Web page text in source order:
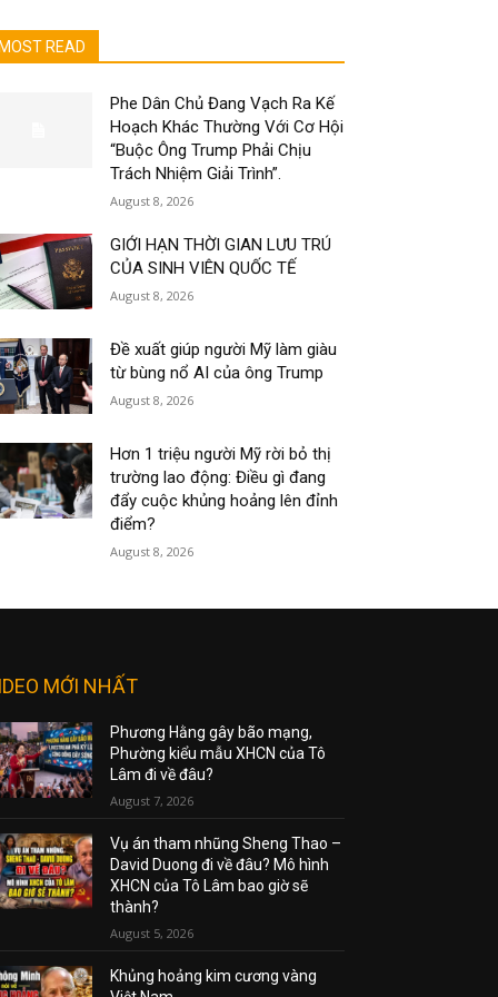
MOST READ
Phe Dân Chủ Đang Vạch Ra Kế
Hoạch Khác Thường Với Cơ Hội
“Buộc Ông Trump Phải Chịu
Trách Nhiệm Giải Trình”.
August 8, 2026
GIỚI HẠN THỜI GIAN LƯU TRÚ
CỦA SINH VIÊN QUỐC TẾ
August 8, 2026
Đề xuất giúp người Mỹ làm giàu
từ bùng nổ AI của ông Trump
August 8, 2026
Hơn 1 triệu người Mỹ rời bỏ thị
trường lao động: Điều gì đang
đẩy cuộc khủng hoảng lên đỉnh
điểm?
August 8, 2026
MỚI NHẤT
Phương Hằng gây bão mạng,
Phường kiểu mẫu XHCN của Tô
Lâm đi về đâu?
August 7, 2026
Vụ án tham nhũng Sheng Thao –
David Duong đi về đâu? Mô hình
XHCN của Tô Lâm bao giờ sẽ
thành?
August 5, 2026
Khủng hoảng kim cương vàng